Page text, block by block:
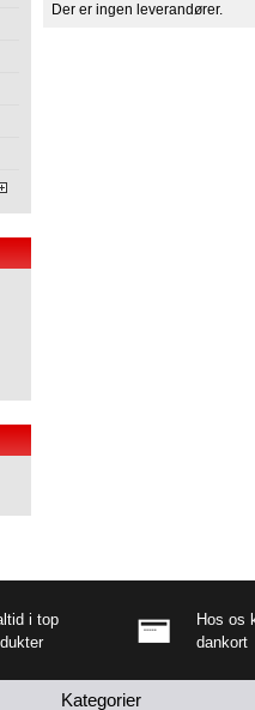
Der er ingen leverandører.
i top
Hos os
dankort
Kategorier